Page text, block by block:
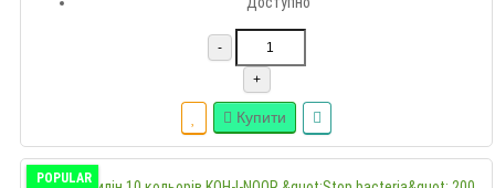
-
+
Купити
POPULAR